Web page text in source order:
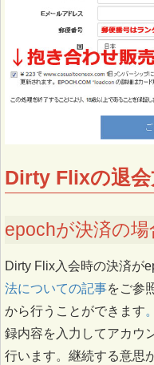
Dirty Flixの退会
epochが決済の場
Dirty Flix入会時の決済が
法についての記事をご参
から行うことができます
録内容を入力してアカウ
行います。継続する意思